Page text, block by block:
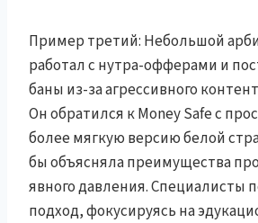
Пример третий: Небольшой
работал с нутра-офферами и
баны из-за агрессивного
Он обратился к Money Safe с
более мягкую версию белой
бы объясняла преимущества
явного давления. Специалисты
подход, фокусируясь на